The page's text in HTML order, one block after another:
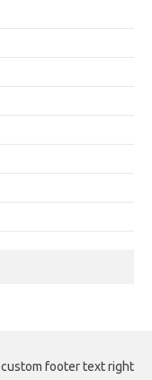
custom footer text right